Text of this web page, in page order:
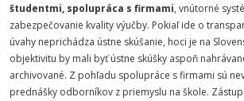
študentmi, spolupráca s firmami, vnútorné
zabezpečovanie kvality výučby. Pokiaľ ide o
úvahy neprichádza ústne skúšanie, hoci je na
objektivitu by mali byť ústne skúšky aspoň
archivované. Z pohľadu spolupráce s firmami sú
prednášky odborníkov z priemyslu na škole.